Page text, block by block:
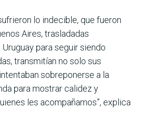
lo indecible, que fueron
Aires, trasladadas
para seguir siendo
transmitían no solo sus
sobreponerse a la
para mostrar calidez y
les acompañamos”, explica